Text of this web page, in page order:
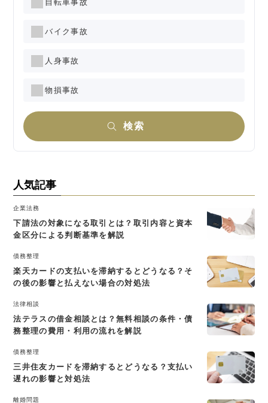
自転車事故
バイク事故
人身事故
物損事故
検索
人気記事
企業法務
下請法の対象になる取引とは？取引内容と資本
金区分による判断基準を解説
債務整理
楽天カードの支払いを滞納するとどうなる？そ
の後の影響と払えない場合の対処法
法律相談
法テラスの借金相談とは？無料相談の条件・債
務整理の費用・利用の流れを解説
債務整理
三井住友カードを滞納するとどうなる？支払い
遅れの影響と対処法
離婚問題